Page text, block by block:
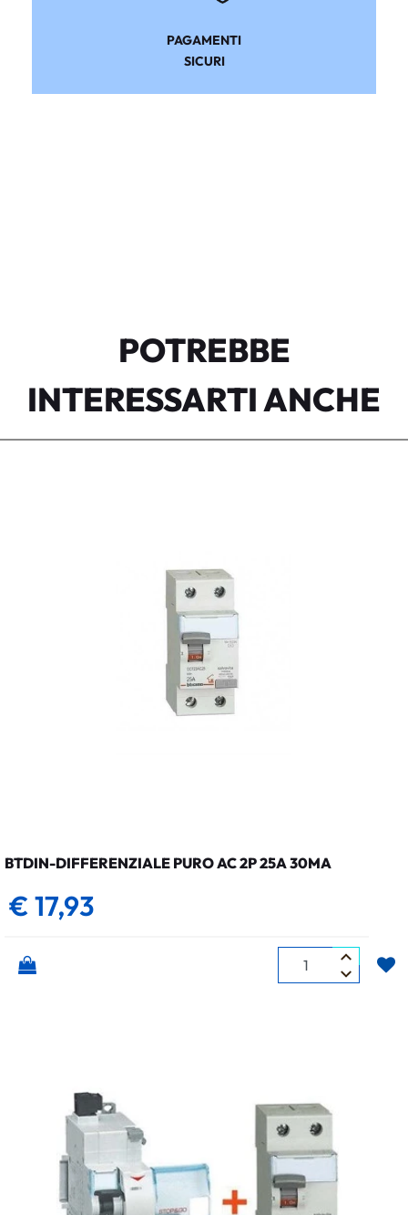
PAGAMENTI
SICURI
POTREBBE
INTERESSARTI ANCHE
BTDIN-DIFFERENZIALE PURO AC 2P 25A 30MA
€ 17,93
Quantità